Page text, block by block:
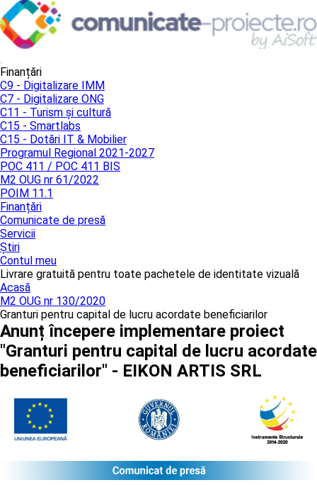
Finanțări
C9 - Digitalizare IMM
C7 - Digitalizare ONG
C11 - Turism și cultură
C15 - Smartlabs
C15 - Dotări IT & Mobilier
Programul Regional 2021-2027
POC 411 / POC 411 BIS
M2 OUG nr 61/2022
POIM 11.1
Finanțări
Comunicate de presă
Servicii
Știri
Contul meu
Livrare gratuită pentru toate pachetele de identitate vizuală
Acasă
M2 OUG nr 130/2020
Granturi pentru capital de lucru acordate beneficiarilor
Anunț începere implementare proiect
"Granturi pentru capital de lucru acordate
beneficiarilor" - EIKON ARTIS SRL